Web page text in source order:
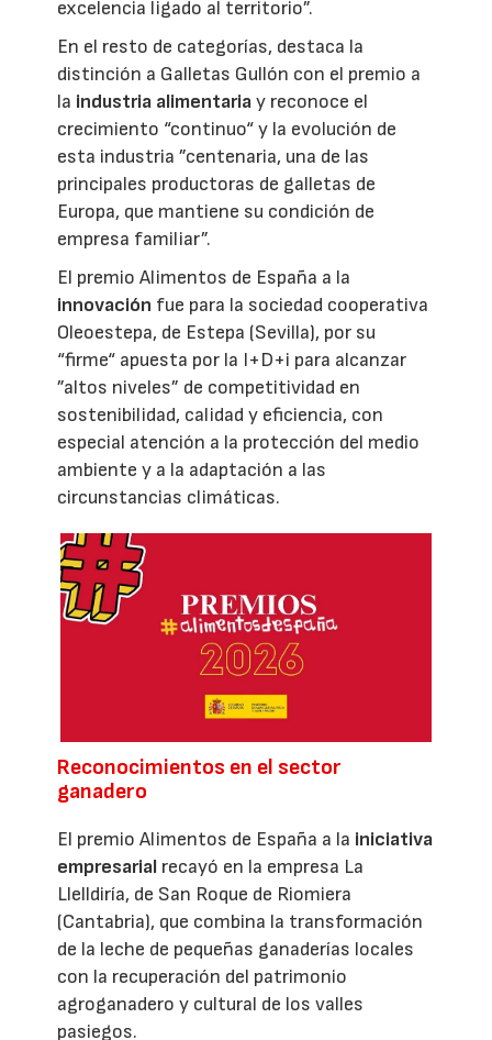
excelencia ligado al territorio”.
En el resto de categorías, destaca la
distinción a Galletas Gullón con el premio a
la industria alimentariay reconoce el
crecimiento “continuo“ y la evolución de
esta industria ”centenaria, una de las
principales productoras de galletas de
Europa, que mantiene su condición de
empresa familiar”.
El premio Alimentos de España a la
innovación fue para la sociedad cooperativa
Oleoestepa, de Estepa (Sevilla), por su
“firme“ apuesta por la I+D+i para alcanzar
”altos niveles” de competitividad en
sostenibilidad, calidad y eficiencia, con
especial atención a la protección del medio
ambiente y a la adaptación a las
circunstancias climáticas.
Reconocimientos en el sector
ganadero
El premio Alimentos de España a la iniciativa
empresarial recayó en la empresa La
Llelldiría, de San Roque de Riomiera
(Cantabria), que combina la transformación
de la leche de pequeñas ganaderías locales
con la recuperación del patrimonio
agroganadero y cultural de los valles
pasiegos.